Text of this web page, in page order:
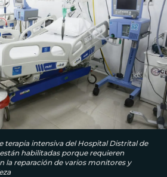
terapia intensiva del Hospital Distrital de
habilitadas porque requieren
la reparación de varios monitores y